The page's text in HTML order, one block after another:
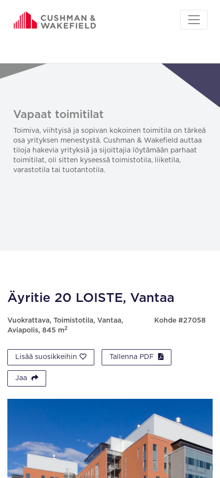
Vapaat toimitilat
Toimiva, viihtyisä ja sopivan kokoinen toimitila on tärkeä
osa yrityksen menestystä. Cushman & Wakefield auttaa
tiloja hakevia yrityksiä ja sijoittajia löytämään parhaat
toimitilat, oli sitten kyseessä toimistotila, liiketila,
varastotila tai tuotantotila.
Äyritie 20 LOISTE, Vantaa
Vuokrattava, Toimistotila, Vantaa,
Aviapolis, 845 m2
Kohde #27058
Lisää suosikkeihin Tallenna PDF
Jaa